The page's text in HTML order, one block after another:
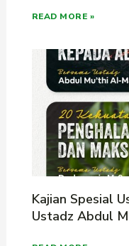
READ MORE »
Kajian Spesial
Ustadz Abdul